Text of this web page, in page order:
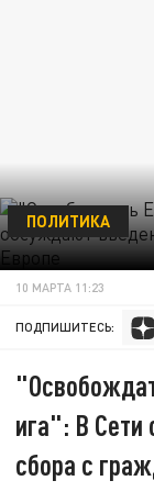
ПОЛИТИКА
10 МАРТА 11:23
ПОДПИШИТЕСЬ:
ига": В Сети
сбора с